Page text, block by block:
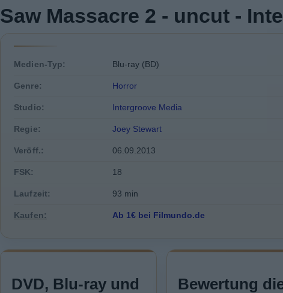
Saw Massacre 2 - uncut -
Medien-Typ: Blu-ray (BD)
Genre: Horror
Studio: Intergroove Media
Regie: Joey Stewart
Veröff.: 06.09.2013
FSK: 18
Laufzeit: 93 min
Kaufen: Ab 1€ bei Filmundo.de
DVD, Blu-ray und
Bewertung